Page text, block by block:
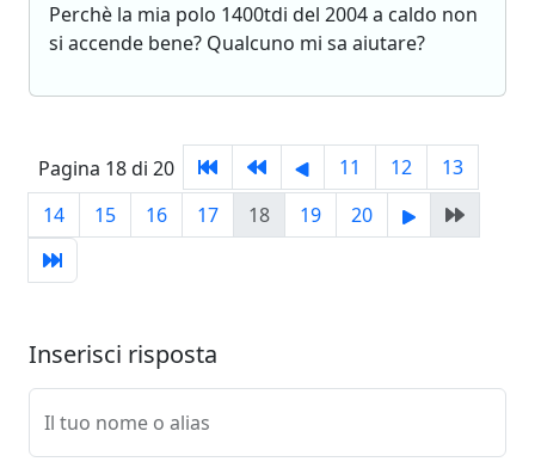
Perchè la mia polo 1400tdi del 2004 a caldo non
si accende bene? Qualcuno mi sa aiutare?
Pagina 18 di 20 11 12
13
14
15 16 17 18 19 20
Inserisci risposta
Il tuo nome o alias